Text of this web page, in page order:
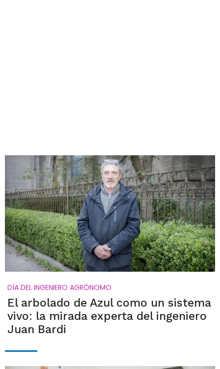
DÍA DEL INGENIERO AGRÓNOMO
El arbolado de Azul como un sistema
vivo: la mirada experta del ingeniero
Juan Bardi